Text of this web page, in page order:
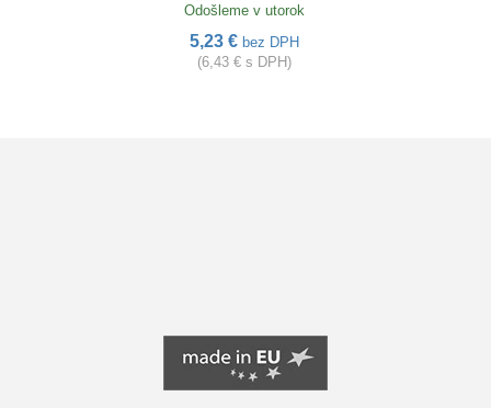
Odošleme v utorok
5,23 € bez DPH
(6,43 € s DPH)